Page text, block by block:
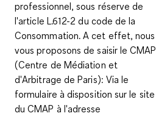
professionnel, sous réserve de
l'article L.612-2 du code de la
Consommation. A cet effet, nous
vous proposons de saisir le CMAP
(Centre de Médiation et
d'Arbitrage de Paris): Via le
formulaire à disposition sur le site
du CMAP à l'adresse